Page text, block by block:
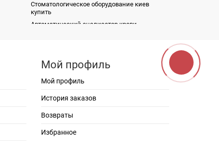
Стоматологическое оборудование киев
купить
Автоматический анализатор крови
Модульный монитор пациента ВМ1000С
Стерилизатор паровой М1-SТ-A
Кушетка для ЛОР процедур КЛОР
Пульсоксиметр BM1000B
Мой профиль
Мой профиль
История заказов
Возвраты
Избранное